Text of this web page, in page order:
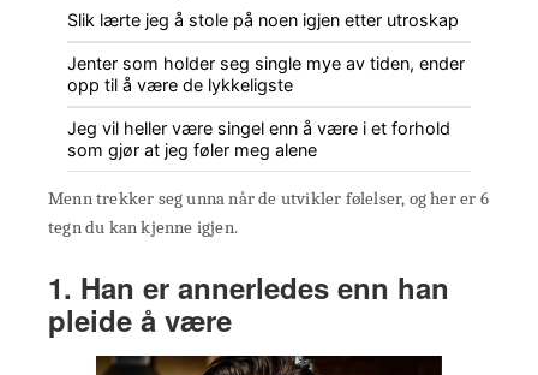
Slik lærte jeg å stole på noen igjen etter utroskap
Jenter som holder seg single mye av tiden, ender
opp til å være de lykkeligste
Jeg vil heller være singel enn å være i et forhold
som gjør at jeg føler meg alene
Menn trekker seg unna når de utvikler følelser, og her er 6
tegn du kan kjenne igjen.
1. Han er annerledes enn han
pleide å være